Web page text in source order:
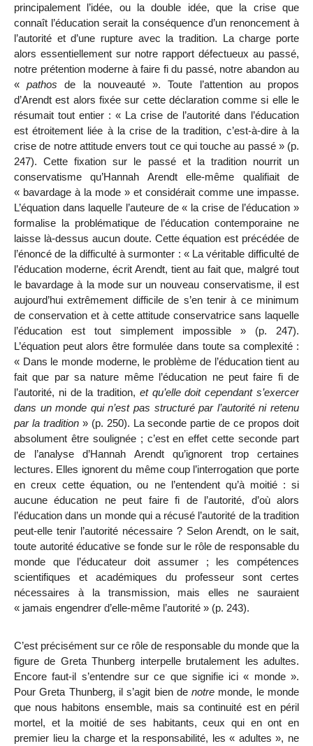
principalement l’idée, ou la double idée, que la crise que
connaît l’éducation serait la conséquence d’un renoncement à
l’autorité et d’une rupture avec la tradition. La charge porte
alors essentiellement sur notre rapport défectueux au passé,
notre prétention moderne à faire fi du passé, notre abandon au
«pathos de la nouveauté ». Toute l’attention au propos
d’Arendt est alors fixée sur cette déclaration comme si elle le
résumait tout entier : « La crise de l’autorité dans l’éducation
est étroitement liée à la crise de la tradition, c’est-à-dire à la
crise de notre attitude envers tout ce qui touche au passé » (p.
247). Cette fixation sur le passé et la tradition nourrit un
conservatisme qu’Hannah Arendt elle-même qualifiait de
« bavardage à la mode » et considérait comme une impasse.
L’équation dans laquelle l’auteure de « la crise de l’éducation »
formalise la problématique de l’éducation contemporaine ne
laisse là-dessus aucun doute. Cette équation est précédée de
l’énoncé de la difficulté à surmonter : « La véritable difficulté de
l’éducation moderne, écrit Arendt, tient au fait que, malgré tout
le bavardage à la mode sur un nouveau conservatisme, il est
aujourd’hui extrêmement difficile de s’en tenir à ce minimum
de conservation et à cette attitude conservatrice sans laquelle
l’éducation est tout simplement impossible » (p. 247).
L’équation peut alors être formulée dans toute sa complexité :
« Dans le monde moderne, le problème de l’éducation tient au
fait que par sa nature même l’éducation ne peut faire fi de
l’autorité, ni de la tradition, et qu’elle doit cependant s’exercer
dans un monde qui n’est pas structuré par l’autorité ni retenu
par la tradition» (p. 250). La seconde partie de ce propos doit
absolument être soulignée ; c’est en effet cette seconde part
de l’analyse d’Hannah Arendt qu’ignorent trop certaines
lectures. Elles ignorent du même coup l’interrogation que porte
en creux cette équation, ou ne l’entendent qu’à moitié : si
aucune éducation ne peut faire fi de l’autorité, d’où alors
l’éducation dans un monde qui a récusé l’autorité de la tradition
peut-elle tenir l’autorité nécessaire ? Selon Arendt, on le sait,
toute autorité éducative se fonde sur le rôle de responsable du
monde que l’éducateur doit assumer ; les compétences
scientifiques et académiques du professeur sont certes
nécessaires à la transmission, mais elles ne sauraient
« jamais engendrer d’elle-même l’autorité » (p. 243).
C’est précisément sur ce rôle de responsable du monde que la
figure de Greta Thunberg interpelle brutalement les adultes.
Encore faut-il s’entendre sur ce que signifie ici « monde ».
Pour Greta Thunberg, il s’agit bien denotre monde, le monde
que nous habitons ensemble, mais sa continuité est en péril
mortel, et la moitié de ses habitants, ceux qui en ont en
premier lieu la charge et la responsabilité, les « adultes », ne